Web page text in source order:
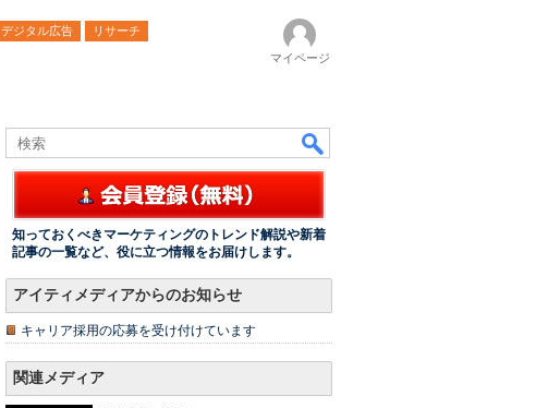
デジタル広告
リサーチ
マイページ
知っておくべきマーケティングのトレンド解説や新着
記事の一覧など、役に立つ情報をお届けします。
アイティメディアからのお知らせ
キャリア採用の応募を受け付けています
関連メディア